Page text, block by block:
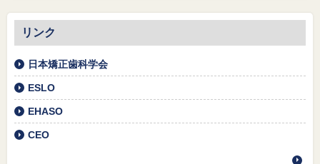
リンク
日本矯正歯科学会
ESLO
EHASO
CEO